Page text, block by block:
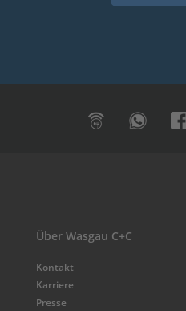
Über Wasgau C+C
Kontakt
Karriere
Presse